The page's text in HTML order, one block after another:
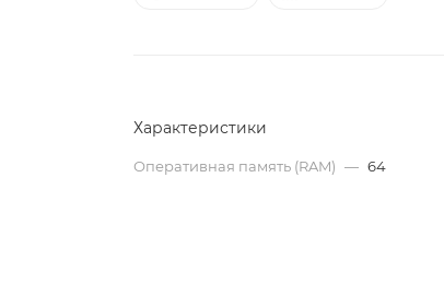
Характеристики
Оперативная память (RAM) — 64